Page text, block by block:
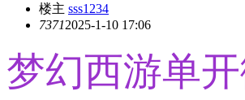
楼主 sss1234
73712025-1-10 17:06
梦幻西游单